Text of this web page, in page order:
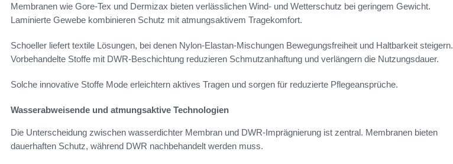
Membranen wie Gore-Tex und Dermizax bieten verlässlichen Wind- und Wetterschutz bei geringem Gewicht.
Laminierte Gewebe kombinieren Schutz mit atmungsaktivem Tragekomfort.
Schoeller liefert textile Lösungen, bei denen Nylon-Elastan-Mischungen Bewegungsfreiheit und Haltbarkeit steigern.
Vorbehandelte Stoffe mit DWR-Beschichtung reduzieren Schmutzanhaftung und verlängern die Nutzungsdauer.
Solche innovative Stoffe Mode erleichtern aktives Tragen und sorgen für reduzierte Pflegeansprüche.
Wasserabweisende und atmungsaktive Technologien
Die Unterscheidung zwischen wasserdichter Membran und DWR-Imprägnierung ist zentral. Membranen bieten
dauerhaften Schutz, während DWR nachbehandelt werden muss.